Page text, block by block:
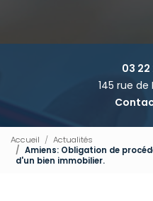
03 22
145 rue de
Accueil
Actualités
Amiens: Obligation de
d'un bien immobilier.